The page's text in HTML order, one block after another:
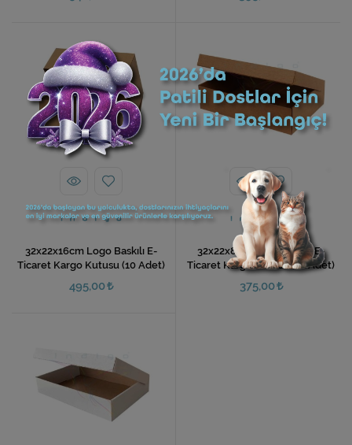
32x22x16cm Logo Baskılı E-
Ticaret Kargo Kutusu (10 Adet)
495,00
32x22x8cm Logo Baskılı E-
Ticaret Kargo Kutusu (10 Adet)
375,00